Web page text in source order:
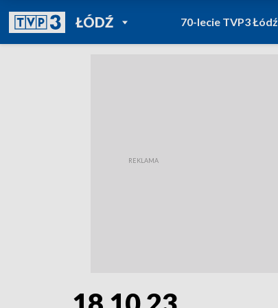
ŁÓDŹPOWRÓT DO
TVP REGIONY
70-lecie TVP3 Łódź